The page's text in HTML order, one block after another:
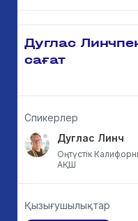
Дуглас
сағат
Спикерлер
Дуглас Линч
Оңтүстік
АҚШ
Қызығушылықтар